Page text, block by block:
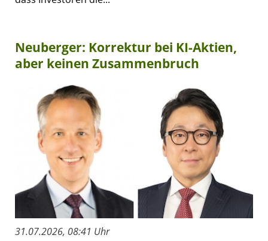
Neuberger: Korrektur bei KI-Aktien,
aber keinen Zusammenbruch
31.07.2026, 08:41 Uhr